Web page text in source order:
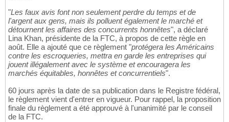
"Les faux avis font non seulement perdre du temps et de
l'argent aux gens, mais ils polluent également le marché et
détournent les affaires des concurrents honnêtes", a déclaré
Lina Khan, présidente de la FTC, à propos de cette règle en
août. Elle a ajouté que ce règlement "protégera les Américains
contre les escroqueries, mettra en garde les entreprises qui
jouent illégalement avec le système et encouragera les
marchés équitables, honnêtes et concurrentiels".
60 jours après la date de sa publication dans le Registre fédéral,
le règlement vient d'entrer en vigueur. Pour rappel, la proposition
finale du règlement a été approuvé à l'unanimité par le conseil
de la FTC.